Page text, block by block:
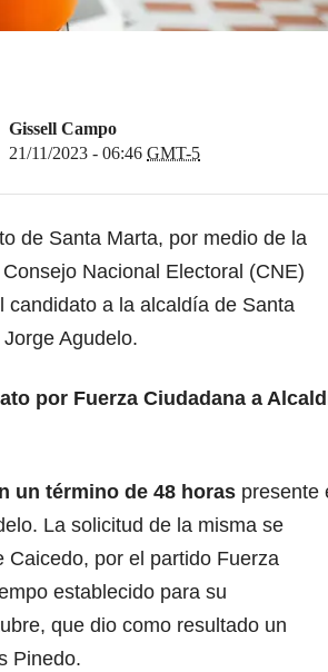
Gissell Campo
21/11/2023 - 06:46 GMT-5
de Santa Marta, por medio de la
Nacional Electoral (CNE)
candidato a la alcaldía de Santa
Agudelo.
por Fuerza Ciudadana a
un término de 48 horas presente
La solicitud de la misma se
por el partido Fuerza
establecido para su
que dio como resultado un
Pinedo.